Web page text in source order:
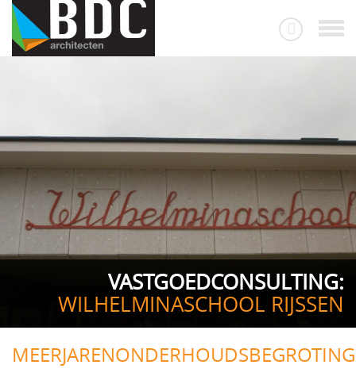
VASTGOEDCONSULTING:
WILHELMINASCHOOL RIJSSEN
MEERJARENONDERHOUDSBEGROTING